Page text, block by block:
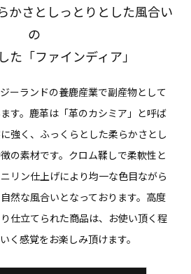
かさとしっとりとした風合い
の
た「ファインディア」
ーランドの養鹿産業で副産物として
す。鹿革は「革のカシミア」と呼ば
強く、ふっくらとした柔らかさとし
の素材です。 クロム鞣しで柔軟性と
リン仕上げにより均一な色目ながら
然な風合いとなっております。 高度
仕立てられた商品は、 お使い頂く程
く感覚をお楽しみ頂けます。